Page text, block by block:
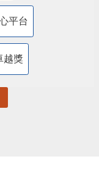
平台
越獎